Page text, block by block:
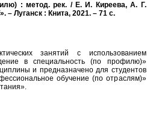
: метод. рек. / Е. И. Киреева, А. Г.
Луганск : Книта, 2021. – 71 с.
занятий с использованием
в специальность (по профилю)»
и предназначено для студентов
обучение (по отраслям)»